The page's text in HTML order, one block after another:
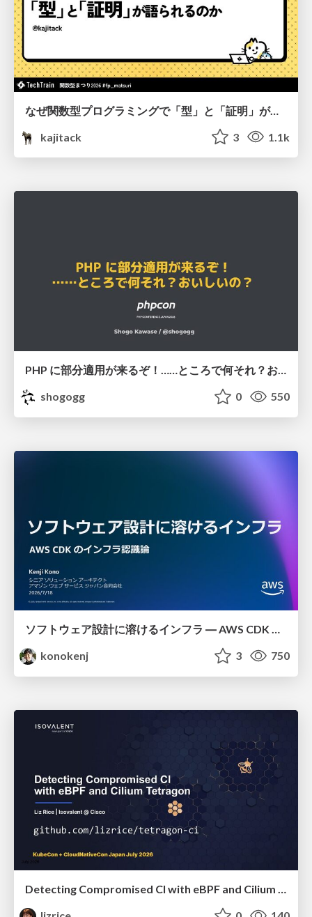
なぜ関数型プログラミングで「型」と「証明」が語られるのか #fp_matsuri
kajitack
3 1.1k
PHP に部分適用が来るぞ！……ところで何それ？おいしいの？ #phpcon / phpcon-2026
shogogg
0 550
ソフトウェア設計に溶けるインフラ ― AWS CDK のインフラ認識論
konokenj
3 750